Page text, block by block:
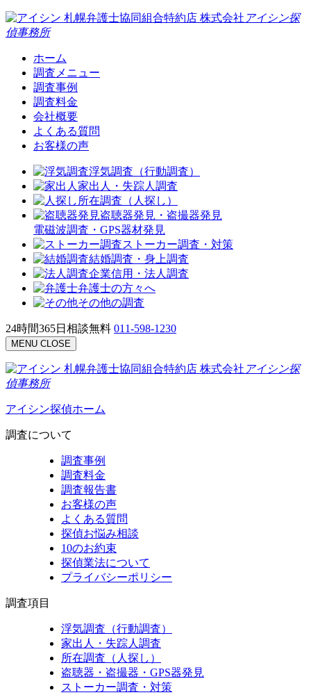
札幌弁護士協同組合特約店 株式会社 アイシン探
偵事務所
ホーム
調査メニュー
調査事例
調査料金
会社概要
よくある質問
お客様の声
浮気調査（行動調査）
家出人・失踪人調査
所在調査（人探し）
盗聴器発見・盗撮器発見
電磁波調査・GPS器材発見
ストーカー調査・対策
結婚調査・身上調査
企業信用・法人調査
弁護士の方々へ
その他の調査
24時間365日相談無料 011-598-1230
MENU CLOSE
札幌弁護士協同組合特約店 株式会社 アイシン探
偵事務所
アイシン探偵ホーム
調査について
調査事例
調査料金
調査報告書
お客様の声
よくある質問
探偵お悩み相談
10のお約束
探偵業法について
プライバシーポリシー
調査項目
浮気調査（行動調査）
家出人・失踪人調査
所在調査（人探し）
盗聴器・盗撮器・GPS器発見
ストーカー調査・対策